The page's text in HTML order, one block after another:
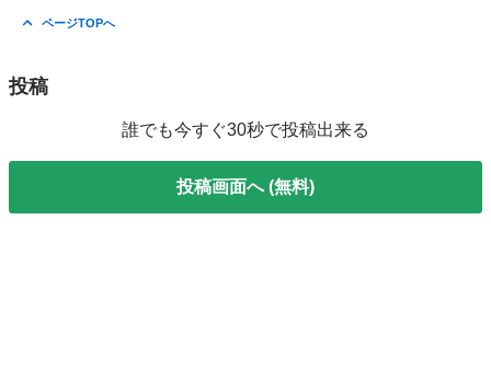
ページTOPへ
投稿
誰でも今すぐ30秒で投稿出来る
投稿画面へ (無料)